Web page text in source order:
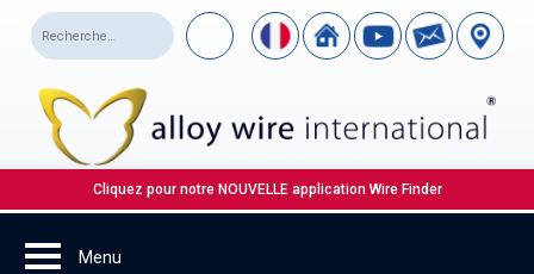
Cliquez pour notre NOUVELLE application Wire Finder